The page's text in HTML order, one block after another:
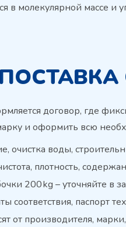
в молекулярной массе
договор, где
и оформить всю
очистка воды,
плотность,
200 kg – уточняйте в
соответствия, паспорт
от производителя,